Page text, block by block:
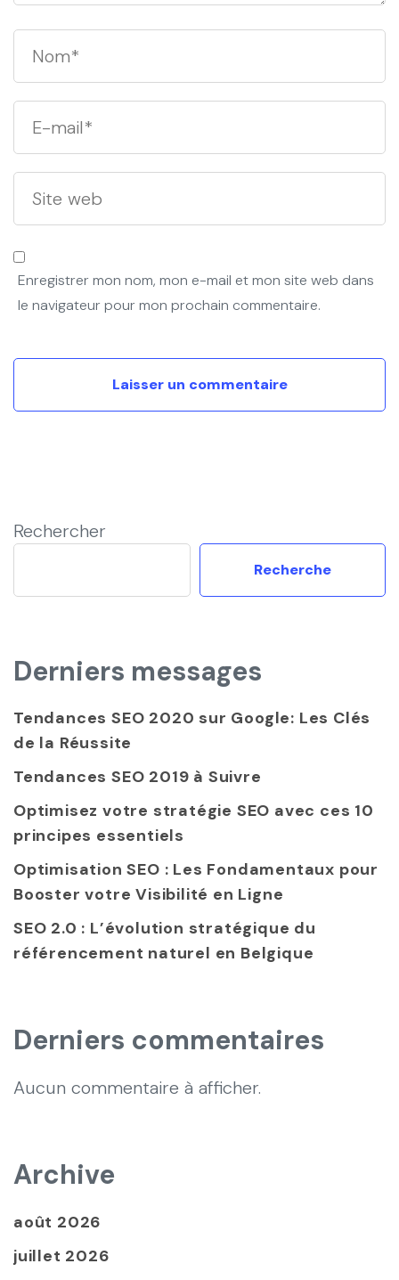
Enregistrer mon nom, mon e-mail et mon site web dans
le navigateur pour mon prochain commentaire.
Rechercher
Recherche
Derniers messages
Tendances SEO 2020 sur Google: Les Clés
de la Réussite
Tendances SEO 2019 à Suivre
Optimisez votre stratégie SEO avec ces 10
principes essentiels
Optimisation SEO : Les Fondamentaux pour
Booster votre Visibilité en Ligne
SEO 2.0 : L’évolution stratégique du
référencement naturel en Belgique
Derniers commentaires
Aucun commentaire à afficher.
Archive
août 2026
juillet 2026